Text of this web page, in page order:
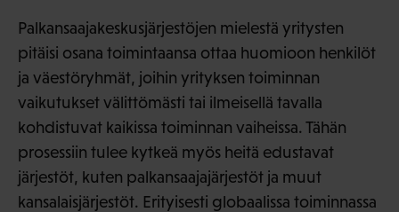
Palkansaajakeskusjärjestöjen mielestä yritysten
pitäisi osana toimintaansa ottaa huomioon henkilöt
ja väestöryhmät, joihin yrityksen toiminnan
vaikutukset välittömästi tai ilmeisellä tavalla
kohdistuvat kaikissa toiminnan vaiheissa. Tähän
prosessiin tulee kytkeä myös heitä edustavat
järjestöt, kuten palkansaajajärjestöt ja muut
kansalaisjärjestöt. Erityisesti globaalissa toiminnassa